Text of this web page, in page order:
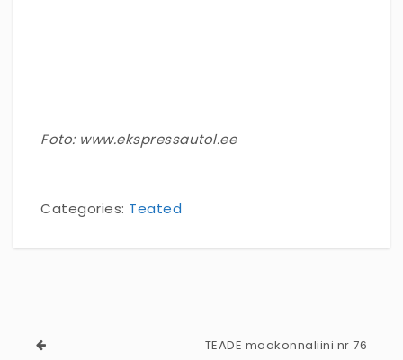
Foto: www.ekspressautol.ee
Categories: Teated
TEADE maakonnaliini nr 76